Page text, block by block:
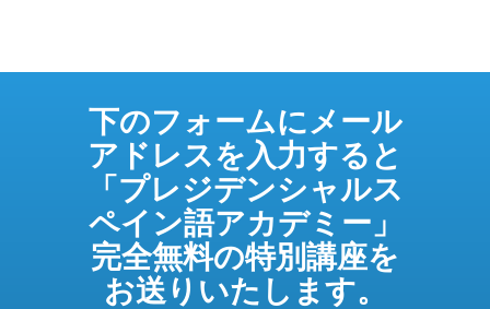
下のフォームにメール
アドレスを入力すると
「プレジデンシャルス
ペイン語アカデミー」
完全無料の特別講座を
お送りいたします。